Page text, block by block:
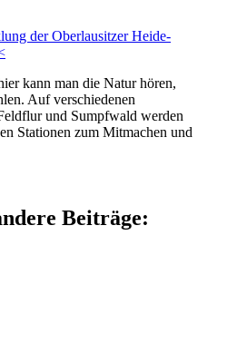
der Oberlausitzer Heide-
kann man die Natur hören,
Auf verschiedenen
und Sumpfwald werden
Stationen zum Mitmachen und
Beiträge: